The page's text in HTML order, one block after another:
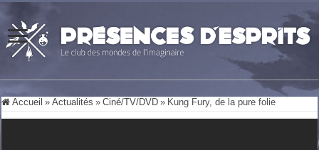
Accueil » Actualités » Ciné/TV/DVD » Kung Fury, de la pure folie